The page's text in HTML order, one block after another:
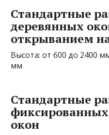
Стандартные
деревянных
открыванием
Высота: от 600 до 2400
мм
Стандартные
окон